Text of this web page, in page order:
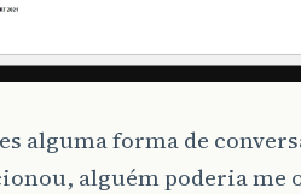
alguma forma de
alguém poderia me